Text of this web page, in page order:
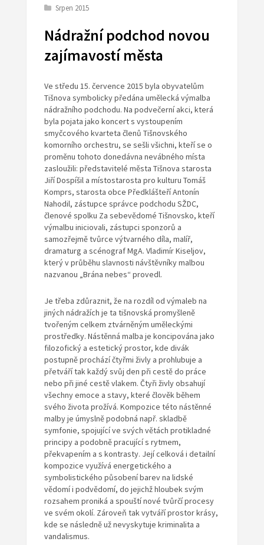
Srpen 2015
Nádražní podchod novou
zajímavostí města
Ve středu 15. července 2015 byla obyvatelům
Tišnova symbolicky předána umělecká výmalba
nádražního podchodu. Na podvečerní akci, která
byla pojata jako koncert s vystoupením
smyčcového kvarteta členů Tišnovského
komorního orchestru, se sešli všichni, kteří se o
proměnu tohoto donedávna nevábného místa
zasloužili: představitelé města Tišnova starosta
Jiří Dospíšil a místostarosta pro kulturu Tomáš
Komprs, starosta obce Předklášteří Antonín
Nahodil, zástupce správce podchodu SŽDC,
členové spolku Za sebevědomé Tišnovsko, kteří
výmalbu iniciovali, zástupci sponzorů a
samozřejmě tvůrce výtvarného díla, malíř,
dramaturg a scénograf MgA. Vladimír Kiseljov,
který v průběhu slavnosti návštěvníky malbou
nazvanou „Brána nebes“ provedl.
Je třeba zdůraznit, že na rozdíl od výmaleb na
jiných nádražích je ta tišnovská promyšleně
tvořeným celkem ztvárněným uměleckými
prostředky. Nástěnná malba je koncipována jako
filozofický a estetický prostor, kde divák
postupně prochází čtyřmi živly a prohlubuje a
přetváří tak každý svůj den při cestě do práce
nebo při jiné cestě vlakem. Čtyři živly obsahují
všechny emoce a stavy, které člověk během
svého života prožívá. Kompozice této nástěnné
malby je úmyslně podobná např. skladbě
symfonie, spojující ve svých větách protikladné
principy a podobně pracující s rytmem,
překvapením a s kontrasty. Její celková i detailní
kompozice využívá energetického a
symbolistického působení barev na lidské
vědomí i podvědomí, do jejichž hloubek svým
rozsahem proniká a spouští nové tvůrčí procesy
ve svém okolí. Zároveň tak vytváří prostor krásy,
kde se následně už nevyskytuje kriminalita a
vandalismus.